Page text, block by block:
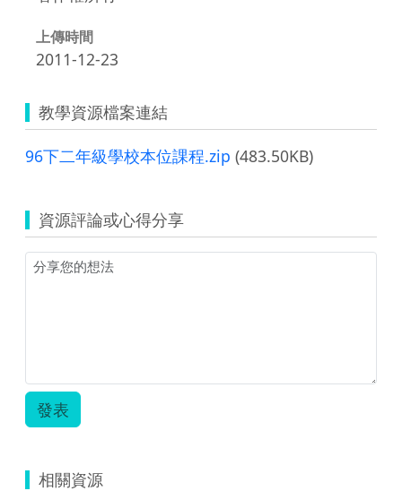
上傳時間
2011-12-23
教學資源檔案連結
96下二年級學校本位課程.zip (483.50KB)
資源評論或心得分享
發表
相關資源